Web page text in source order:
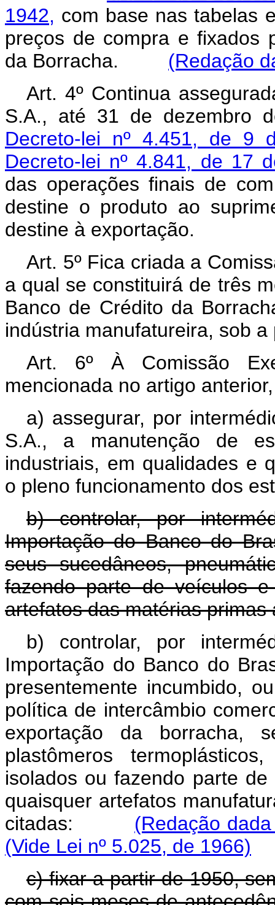
1942, com base nas tabelas
preços de compra e fixados
da Borracha. (Redação
Art. 4º Continua
S.A., até 31 de dezembro
Decreto-lei nº 4.451, de 9
Decreto-lei nº 4.841, de 17
das operações finais de
destine o produto ao
destine à exportação.
Art. 5º Fica criada a
a qual se constituirá de três
Banco de Crédito da
indústria manufatureira, sob
Art. 6º À Comissão
mencionada no artigo
a) assegurar, por
S.A., a manutenção de
industriais, em qualidades e
o pleno funcionamento dos
b) controlar, por
Importação do Banco do
seus sucedâneos,
fazendo parte de veículos
artefatos das matérias primas
b) controlar, por
Importação do Banco do
presentemente incumbido,
política de intercâmbio
exportação da borracha,
plastômeros
isolados ou fazendo parte
quaisquer artefatos
citadas: (Redação
(Vide Lei nº 5.025, de 1966)
c) fixar a partir de 1950,